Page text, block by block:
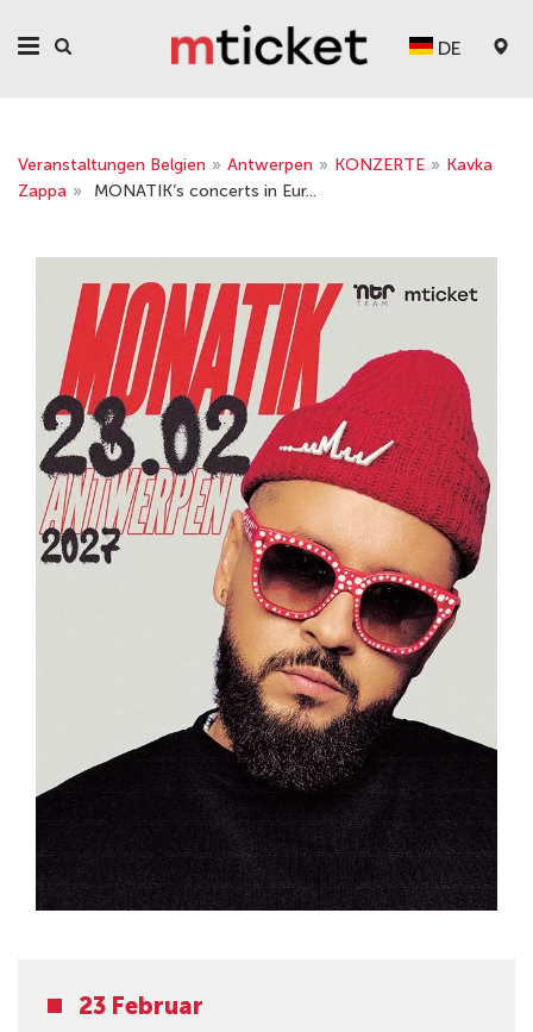
DE
Veranstaltungen Belgien » Antwerpen » KONZERTE » Kavka
Zappa » MONATIK’s concerts in Eur...
23 Februar